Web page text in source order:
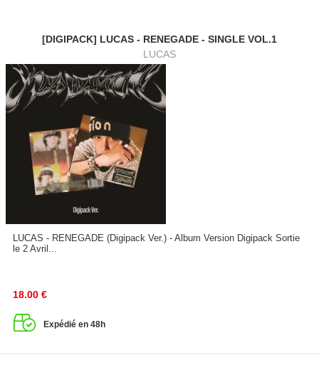
[DIGIPACK] LUCAS - RENEGADE - SINGLE VOL.1
LUCAS
LUCAS - RENEGADE (Digipack Ver.) - Album Version Digipack Sortie
le 2 Avril...
18.00 €
Expédié en 48h